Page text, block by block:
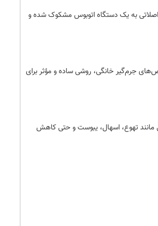
به یک دستگاه اتوبوس مشکوک شده و
جرم‌گیر خانگی، روشی ساده و مؤثر برای
مانند تهوع، اسهال، یبوست و حتی کاهش